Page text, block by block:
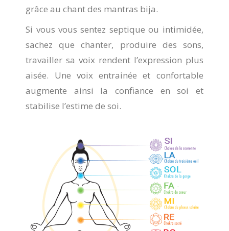
grâce au chant des mantras bija.
Si vous vous sentez septique ou intimidée,
sachez que chanter, produire des sons,
travailler sa voix rendent l’expression plus
aisée. Une voix entrainée et confortable
augmente ainsi la confiance en soi et
stabilise l’estime de soi.